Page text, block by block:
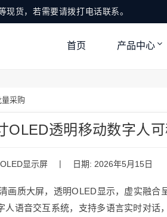
现货，若需要请拨打电话联系。
首页 产品中心
采购
OLED透明移动数字人
OLED显示屏 | 日期: 2026年5月15日
画质大屏，透明OLED显示，虚实融合
人语音交互系统，支持多语言实时对话